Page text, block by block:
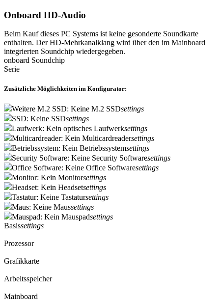
Onboard HD-Audio
Beim Kauf dieses PC Systems ist keine gesonderte Soundkarte
enthalten. Der HD-Mehrkanalklang wird über den im Mainboard
integrierten Soundchip wiedergegeben.
onboard Soundchip
Serie
Zusätzliche Möglichkeiten im Konfigurator:
Weitere M.2 SSD: Keine M.2 SSDsettings
SSD: Keine SSDsettings
Laufwerk: Kein optisches Laufwerksettings
Multicardreader: Kein Multicardreadersettings
Betriebssystem: Kein Betriebssystemsettings
Security Software: Keine Security Softwaresettings
Office Software: Keine Office Softwaresettings
Monitor: Kein Monitorsettings
Headset: Kein Headsetsettings
Tastatur: Keine Tastatursettings
Maus: Keine Maussettings
Mauspad: Kein Mauspadsettings
Basissettings
Prozessor
Grafikkarte
Arbeitsspeicher
Mainboard